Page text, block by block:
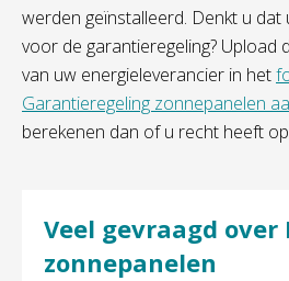
werden geïnstalleerd. Denkt u dat
voor de garantieregeling? Upload
van uw energieleverancier in het
Garantieregeling zonnepanelen
berekenen dan of u recht heeft
Veel gevraagd over Ik heb
zonnepanelen